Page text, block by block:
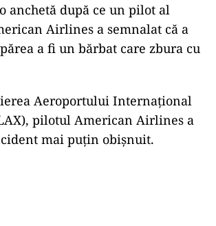
anchetă după ce un pilot al
Airlines a semnalat că a
a fi un bărbat care zbura cu
Aeroportului Internaţional
pilotul American Airlines a
mai puțin obișnuit.